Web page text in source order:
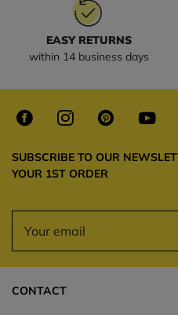
EASY RETURNS
within 14 business days
SUBSCRIBE TO OUR
YOUR 1ST ORDER
CONTACT